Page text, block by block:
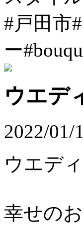
#戸田市
ー
ウエデ
2022/01/
ウエデ
幸せの